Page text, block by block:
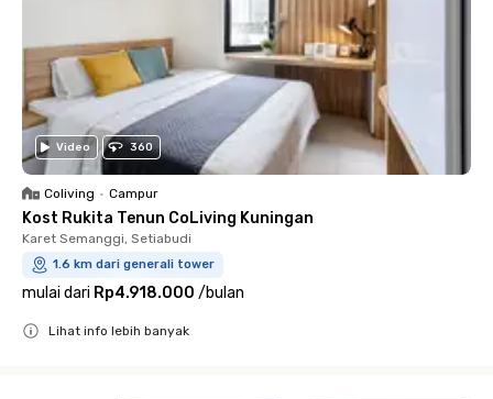
Video 360
Coliving • Campur
Kost Rukita Tenun CoLiving Kuningan
Karet Semanggi, Setiabudi
1.6 km dari generali tower
mulai dari Rp4.918.000 /bulan
Lihat info lebih banyak